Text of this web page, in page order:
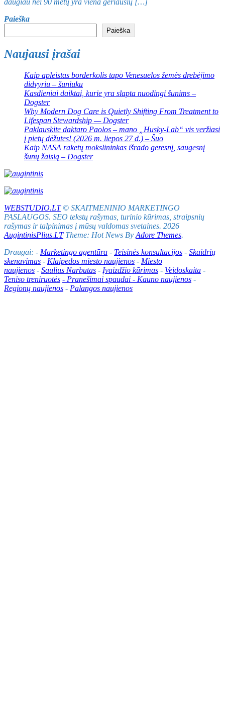
daugiau nei 90 metų yra viena geriausių […]
Paieška
Paieška
Naujausi įrašai
Kaip apleistas borderkolis tapo Venesuelos žemės drebėjimo
didvyriu – šuniuku
Kasdieniai daiktai, kurie yra slapta nuodingi šunims –
Dogster
Why Modern Dog Care is Quietly Shifting From Treatment to
Lifespan Stewardship — Dogster
Paklauskite daktaro Paolos – mano „Husky-Lab“ vis veržiasi
į pietų dėžutes! (2026 m. liepos 27 d.) – Šuo
Kaip NASA raketų mokslininkas išrado geresnį, saugesnį
šunų žaislą – Dogster
WEBSTUDIO.LT© SKAITMENINIO MARKETINGO
PASLAUGOS. SEO tekstų rašymas, turinio kūrimas, straipsnių
rašymas ir talpinimas į mūsų valdomas svetaines. 2026
AugintinisPlius.LTTheme: Hot News By Adore Themes.
Draugai: - Marketingo agentūra - Teisinės konsultacijos - Skaidrių
skenavimas - Klaipedos miesto naujienos - Miesto
naujienos - Saulius Narbutas - Įvaizdžio kūrimas - Veidoskaita -
Teniso treniruotės - Pranešimai spaudai - Kauno naujienos -
Regionų naujienos - Palangos naujienos